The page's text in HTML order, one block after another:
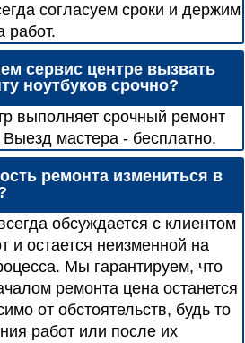
согласуем сроки и держим
работ.
сервис центре вызвать
ноутбуков срочно?
выполняет срочный ремонт
мастера - бесплатно.
ремонта измениться в
обсуждается с клиентом
и остается неизменной на
Мы гарантируем, что
ремонта цена останется
от обстоятельств, будь то
работ или после их